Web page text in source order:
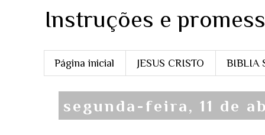
Instruções e
Página inicial JESUS CRISTO BIBLIA
segunda-feira, 11 de